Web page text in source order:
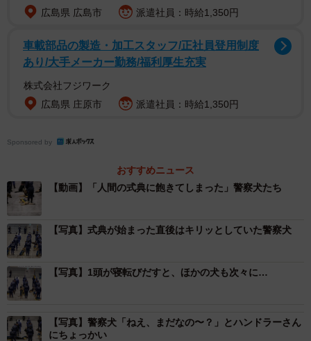
大勢の観客が見守る緊張感あふれる式典の最中でも、信頼出来るハンド
ラーさんが側にいるので超リラックスしている警察犬さん（画像提供：
ゆるふわ怪電波☆埼玉さん@yuruhuwa_kdenpa）
式典に参列した警察犬部隊は、千葉県警鑑識課に所属する
超エリート犬たち。こんなにリラックスしていて大丈夫な
の？という声も寄せられましたが、実は完全に寝ちゃって
いたワンちゃんも、行方不明者を発見して表彰されている
広島県 広島市
派遣社員：時給1,350円
車載部品の製造・加工スタッフ/正社員登用制度
あり/大手メーカー勤務/福利厚生充実
株式会社フジワーク
広島県 庄原市
派遣社員：時給1,350円
Sponsored by
おすすめニュース
【動画】「人間の式典に飽きてしまった」警察犬たち
【写真】式典が始まった直後はキリッとしていた警察犬
【写真】1頭が寝転びだすと、ほかの犬も次々に…
【写真】警察犬「ねえ、まだなの〜？」とハンドラーさん
にちょっかい